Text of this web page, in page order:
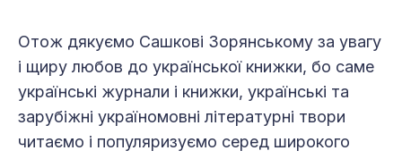
Отож дякуємо Сашкові Зорянському за увагу
і щиру любов до української книжки, бо саме
українські журнали і книжки, українські та
зарубіжні україномовні літературні твори
читаємо і популяризуємо серед широкого